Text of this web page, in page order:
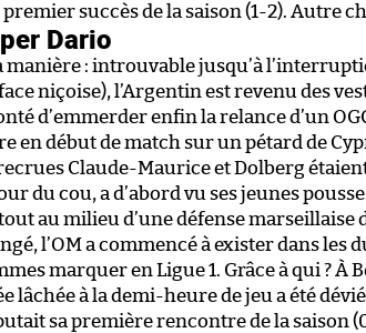
premier succès de la saison (1-2). Autre
Dario
manière : introuvable jusqu’à
niçoise), l’Argentin est revenu des
d’emmerder enfin la relance d’un
en début de match sur un pétard de
Claude-Maurice et Dolberg
du cou, a d’abord vu ses jeunes
au milieu d’une défense marseillaise
l’OM a commencé à exister dans les
marquer en Ligue 1. Grâce à qui ?
lâchée à la demi-heure de jeu a été
sa première rencontre de la saison